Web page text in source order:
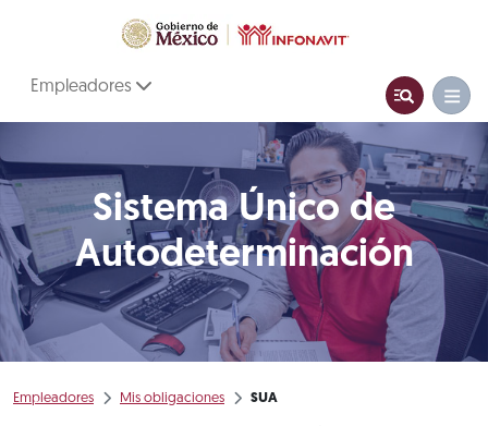
Empleadores
Sistema Único de
Autodeterminación
Empleadores Mis obligaciones SUA